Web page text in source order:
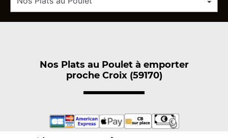
Nos Plats au Poulet à emporter
proche Croix (59170)